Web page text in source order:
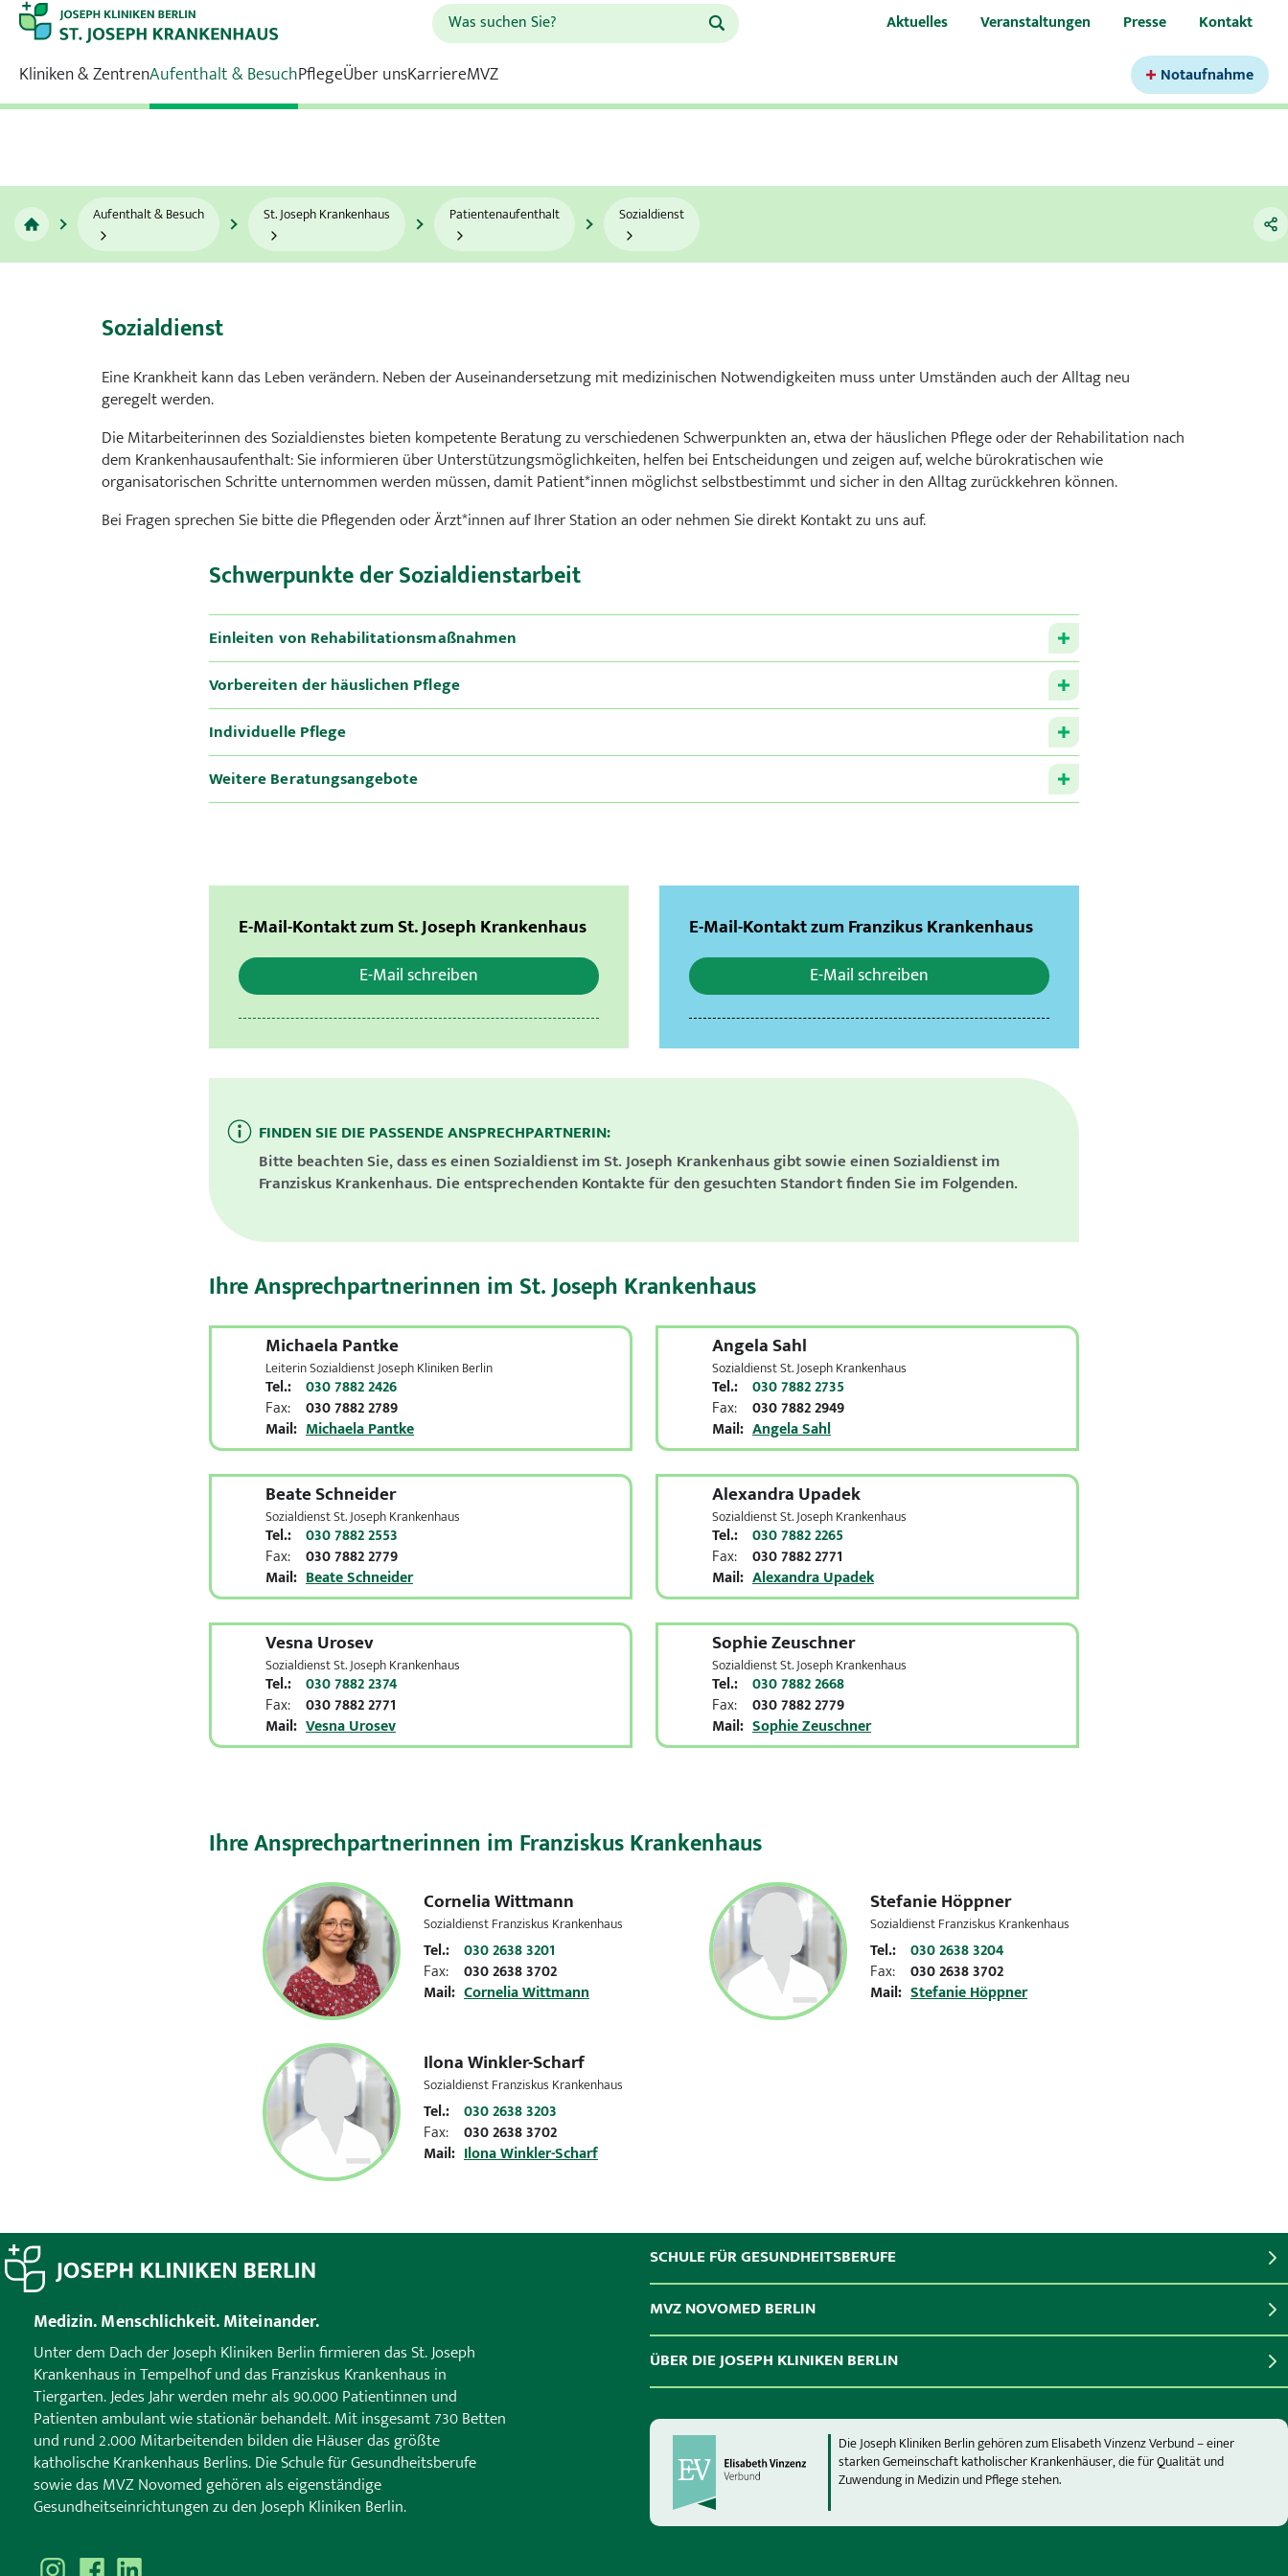
Aktuelles Veranstaltungen Presse Kontakt
Kliniken & ZentrenAufenthalt & BesuchPflegeÜber unsKarriereMVZ Notaufnahme
Kliniken Zentren
Alle
Tempelhof
Tiergarten
Anästhesie und Intensivmedizin
Gastroenterologie, Diabetologie und Hämato-Onkologie
Geburtshilfe
Integrative Schmerzmedizin
Kinder- und Jugendmedizin
St. Joseph Krankenhaus Franziskus Krankenhaus
Karriereportal Schule für Gesundheitsberufe
Aufenthalt & Besuch St. Joseph Krankenhaus Patientenaufenthalt Sozialdienst
Sozialdienst
Eine Krankheit kann das Leben verändern. Neben der Auseinandersetzung mit medizinischen Notwendigkeiten muss unter Umständen auch der Alltag neu
geregelt werden.
Die Mitarbeiterinnen des Sozialdienstes bieten kompetente Beratung zu verschiedenen Schwerpunkten an, etwa der häuslichen Pflege oder der Rehabilitation nach
dem Krankenhausaufenthalt: Sie informieren über Unterstützungsmöglichkeiten, helfen bei Entscheidungen und zeigen auf, welche bürokratischen wie
organisatorischen Schritte unternommen werden müssen, damit Patient*innen möglichst selbstbestimmt und sicher in den Alltag zurückkehren können.
Bei Fragen sprechen Sie bitte die Pflegenden oder Ärzt*innen auf Ihrer Station an oder nehmen Sie direkt Kontakt zu uns auf.
Schwerpunkte der Sozialdienstarbeit
Einleiten von Rehabilitationsmaßnahmen
Vorbereiten der häuslichen Pflege
Individuelle Pflege
Weitere Beratungsangebote
E-Mail-Kontakt zum St. Joseph Krankenhaus
E-Mail schreiben
E-Mail-Kontakt zum Franzikus Krankenhaus
E-Mail schreiben
FINDEN SIE DIE PASSENDE ANSPRECHPARTNERIN:
Bitte beachten Sie, dass es einen Sozialdienst im St. Joseph Krankenhaus gibt sowie einen Sozialdienst im
Franziskus Krankenhaus. Die entsprechenden Kontakte für den gesuchten Standort finden Sie im Folgenden.
Ihre Ansprechpartnerinnen im St. Joseph Krankenhaus
Michaela Pantke
Leiterin Sozialdienst Joseph Kliniken Berlin
Tel.: 030 7882 2426
Fax: 030 7882 2789
Mail: Michaela Pantke
Angela Sahl
Sozialdienst St. Joseph Krankenhaus
Tel.: 030 7882 2735
Fax: 030 7882 2949
Mail: Angela Sahl
Beate Schneider
Sozialdienst St. Joseph Krankenhaus
Tel.: 030 7882 2553
Fax: 030 7882 2779
Mail: Beate Schneider
Alexandra Upadek
Sozialdienst St. Joseph Krankenhaus
Tel.: 030 7882 2265
Fax: 030 7882 2771
Mail: Alexandra Upadek
Vesna Urosev
Sozialdienst St. Joseph Krankenhaus
Tel.: 030 7882 2374
Fax: 030 7882 2771
Mail: Vesna Urosev
Sophie Zeuschner
Sozialdienst St. Joseph Krankenhaus
Tel.: 030 7882 2668
Fax: 030 7882 2779
Mail: Sophie Zeuschner
Ihre Ansprechpartnerinnen im Franziskus Krankenhaus
Cornelia Wittmann
Sozialdienst Franziskus Krankenhaus
Tel.: 030 2638 3201
Fax: 030 2638 3702
Mail: Cornelia Wittmann
Stefanie Höppner
Sozialdienst Franziskus Krankenhaus
Tel.: 030 2638 3204
Fax: 030 2638 3702
Mail: Stefanie Höppner
Ilona Winkler-Scharf
Sozialdienst Franziskus Krankenhaus
Tel.: 030 2638 3203
Fax: 030 2638 3702
Mail: Ilona Winkler-Scharf
Medizin. Menschlichkeit. Miteinander.
Unter dem Dach der Joseph Kliniken Berlin firmieren das St. Joseph
Krankenhaus in Tempelhof und das Franziskus Krankenhaus in
Tiergarten. Jedes Jahr werden mehr als 90.000 Patientinnen und
Patienten ambulant wie stationär behandelt. Mit insgesamt 730 Betten
und rund 2.000 Mitarbeitenden bilden die Häuser das größte
katholische Krankenhaus Berlins. Die Schule für Gesundheitsberufe
sowie das MVZ Novomed gehören als eigenständige
Gesundheitseinrichtungen zu den Joseph Kliniken Berlin.
SCHULE FÜR GESUNDHEITSBERUFE
MVZ NOVOMED BERLIN
ÜBER DIE JOSEPH KLINIKEN BERLIN
Die Joseph Kliniken Berlin gehören zum Elisabeth Vinzenz Verbund – einer
starken Gemeinschaft katholischer Krankenhäuser, die für Qualität und
Zuwendung in Medizin und Pflege stehen.